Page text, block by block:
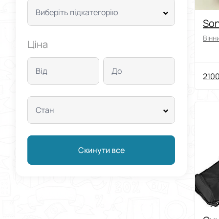
Виберіть підкатегорію
Ціна
Від До
Стан
Скинути все